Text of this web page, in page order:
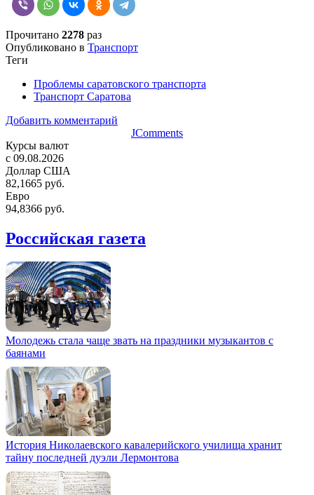
Прочитано 2278 раз
Опубликовано в Транспорт
Теги
Проблемы саратовского транспорта
Транспорт Саратова
Добавить комментарий
JComments
Курсы валют
c 09.08.2026
Доллар США
82,1665 руб.
Евро
94,8366 руб.
Российская газета
Молодежь стала чаще звать на праздники музыкантов с
баянами
История Николаевского кавалерийского училища хранит
тайну последней дуэли Лермонтова